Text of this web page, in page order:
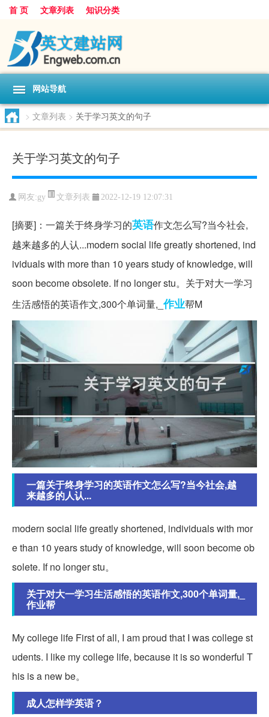
首 页 文章列表 知识分类
网站导航
> 文章列表 > 关于学习英文的句子
关于学习英文的句子
网友:gy 文章列表 2022-12-19 12:07:31
[摘要]：一篇关于终身学习的英语作文怎么写?当今社会,
越来越多的人认...modern social life greatly shortened, ind
ividuals with more than 10 years study of knowledge, will
soon become obsolete. If no longer stu。关于对大一学习
生活感悟的英语作文,300个单词量,_作业帮M
一篇关于终身学习的英语作文怎么写?当今社会,越
来越多的人认...
modern social life greatly shortened, individuals with mor
e than 10 years study of knowledge, will soon become ob
solete. If no longer stu。
关于对大一学习生活感悟的英语作文,300个单词量,_
作业帮
My college life First of all, I am proud that I was college st
udents. I like my college life, because it is so wonderful T
his is a new be。
成人怎样学英语？